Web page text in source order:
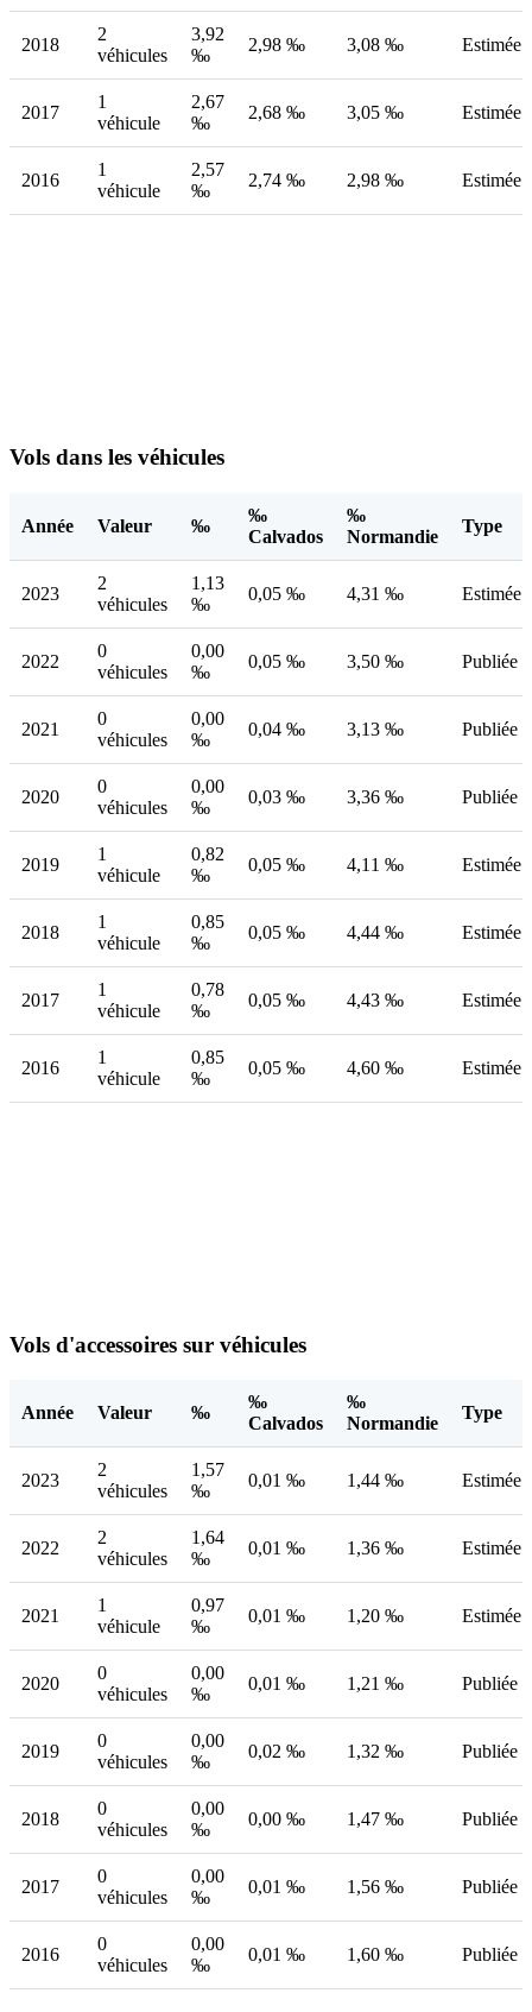
2018
2
véhicules
3,92
‰
2,98 ‰ 3,08 ‰ Estimée
2017
1
véhicule
2,67
‰
2,68 ‰ 3,05 ‰ Estimée
2016
1
véhicule
2,57
‰
2,74 ‰ 2,98 ‰ Estimée
Vols dans les véhicules
Année Valeur ‰
‰
Calvados
‰
Normandie
Type
2023
2
véhicules
1,13
‰
0,05 ‰ 4,31 ‰ Estimée
2022
0
véhicules
0,00
‰
0,05 ‰ 3,50 ‰ Publiée
2021
0
véhicules
0,00
‰
0,04 ‰ 3,13 ‰ Publiée
2020
0
véhicules
0,00
‰
0,03 ‰ 3,36 ‰ Publiée
2019
1
véhicule
0,82
‰
0,05 ‰ 4,11 ‰ Estimée
2018
1
véhicule
0,85
‰
0,05 ‰ 4,44 ‰ Estimée
2017
1
véhicule
0,78
‰
0,05 ‰ 4,43 ‰ Estimée
2016
1
véhicule
0,85
‰
0,05 ‰ 4,60 ‰ Estimée
Vols d'accessoires sur véhicules
Année Valeur ‰
‰
Calvados
‰
Normandie
Type
2023
2
véhicules
1,57
‰
0,01 ‰ 1,44 ‰ Estimée
2022
2
véhicules
1,64
‰
0,01 ‰ 1,36 ‰ Estimée
2021
1
véhicule
0,97
‰
0,01 ‰ 1,20 ‰ Estimée
2020
0
véhicules
0,00
‰
0,01 ‰ 1,21 ‰ Publiée
2019
0
véhicules
0,00
‰
0,02 ‰ 1,32 ‰ Publiée
2018
0
véhicules
0,00
‰
0,00 ‰ 1,47 ‰ Publiée
2017
0
véhicules
0,00
‰
0,01 ‰ 1,56 ‰ Publiée
2016
0
véhicules
0,00
‰
0,01 ‰ 1,60 ‰ Publiée